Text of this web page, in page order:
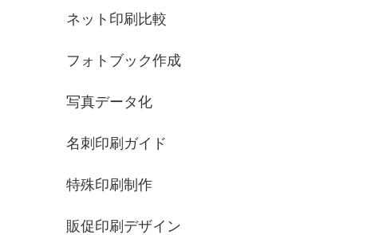
ネット印刷比較
フォトブック作成
写真データ化
名刺印刷ガイド
特殊印刷制作
販促印刷デザイン